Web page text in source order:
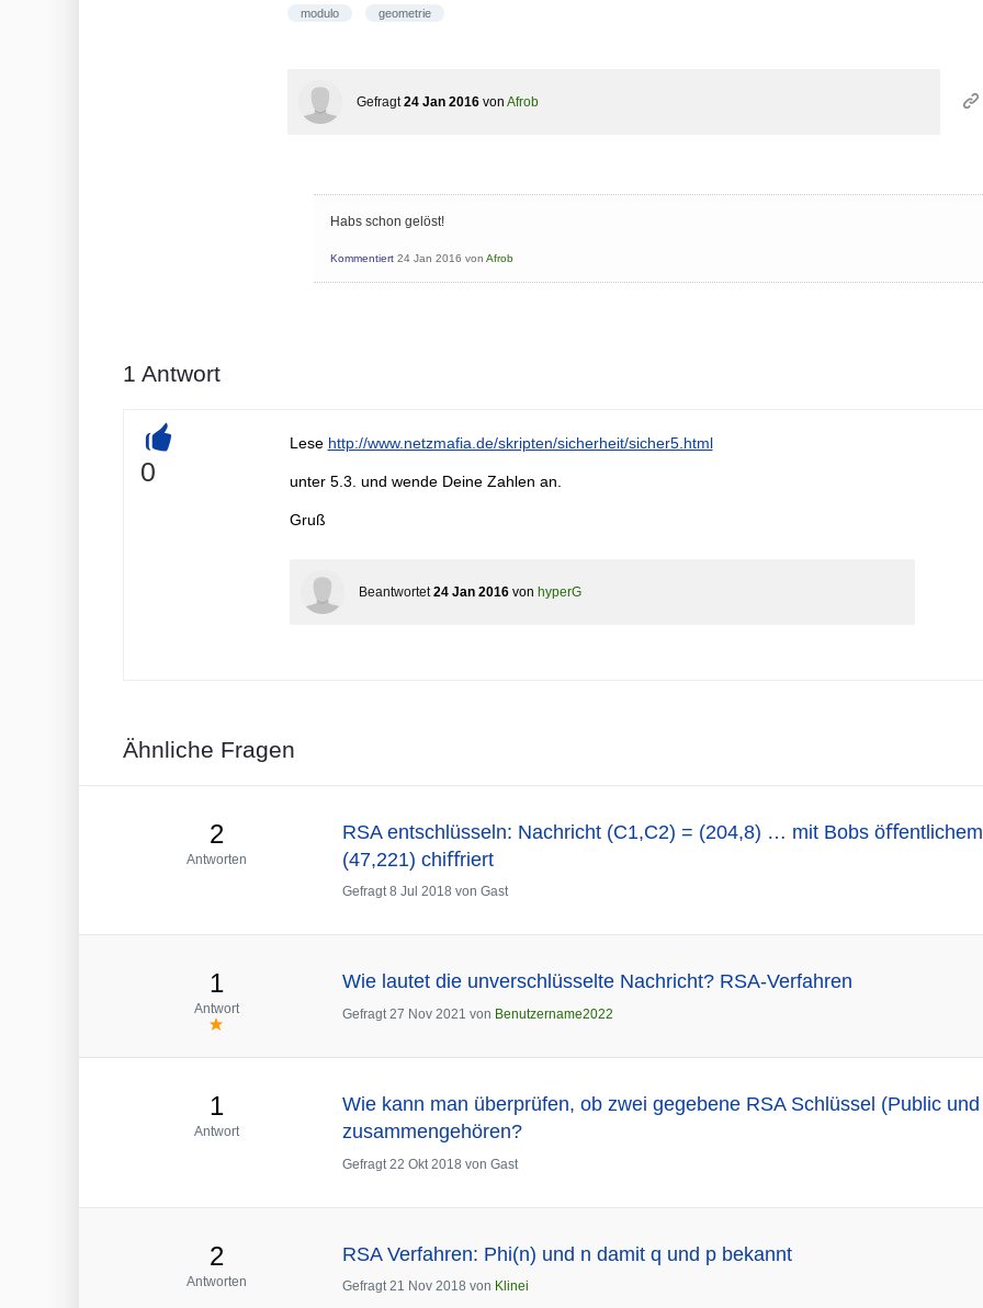
modulo geometrie
Gefragt 24 Jan 2016 von Afrob
Habs schon gelöst!
Kommentiert 24 Jan 2016 von Afrob
1 Antwort
+
0
Lese http://www.netzmafia.de/skripten/sicherheit/sicher5.html
unter 5.3. und wende Deine Zahlen an.
Gruß
Beantwortet 24 Jan 2016 von hyperG
Ähnliche Fragen
2
Antworten
RSA entschlüsseln: Nachricht (C1,C2) = (204,8) … mit Bobs
(47,221) chiﬀriert
Gefragt 8 Jul 2018 von Gast
1
Antwort
Wie lautet die unverschlüsselte Nachricht? RSA-Verfahren
Gefragt 27 Nov 2021 von Benutzername2022
1
Antwort
Wie kann man überprüfen, ob zwei gegebene RSA Schlüssel (Public
zusammengehören?
Gefragt 22 Okt 2018 von Gast
2
Antworten
RSA Verfahren: Phi(n) und n damit q und p bekannt
Gefragt 21 Nov 2018 von Klinei